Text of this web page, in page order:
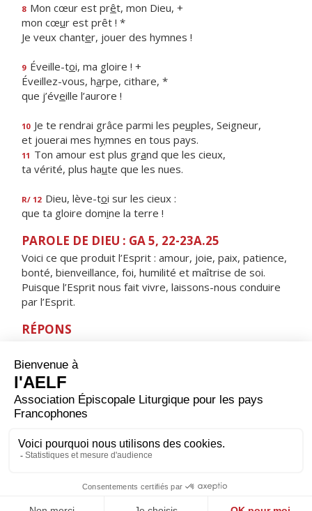
8 Mon cœur est prêt, mon Dieu, +
mon cœur est prêt ! *
Je veux chanter, jouer des hymnes !
9 Éveille-toi, ma gloire ! +
Éveillez-vous, harpe, cithare, *
que j’éveille l’aurore !
10 Je te rendrai grâce parmi les peuples, Seigneur,
et jouerai mes hymnes en tous pays.
11 Ton amour est plus grand que les cieux,
ta vérité, plus haute que les nues.
R/ 12 Dieu, lève-toi sur les cieux :
que ta gloire domine la terre !
PAROLE DE DIEU : GA 5, 22-23A.25
Voici ce que produit l’Esprit : amour, joie, paix, patience,
bonté, bienveillance, foi, humilité et maîtrise de soi.
Puisque l’Esprit nous fait vivre, laissons-nous conduire
par l’Esprit.
RÉPONS
qu'il me guide en un pays de plaines.
ORAISON
Nous en appelons à toi, Seigneur, toi qui conduis ta
créature humaine à travers les conflits de ce monde :
que tous les hommes puissent vivre heureux et te